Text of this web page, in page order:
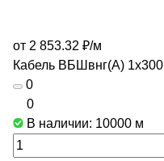
от 2 853.32 ₽/м
Кабель ВБШвнг(А) 1х300
0
0
В наличии: 10000 м